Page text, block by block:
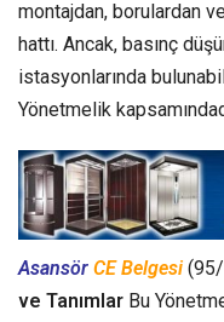
montajdan, borulardan
hattı. Ancak, basınç
istasyonlarında
Yönetmelik
Asansör CE Belgesi
ve Tanımlar Bu